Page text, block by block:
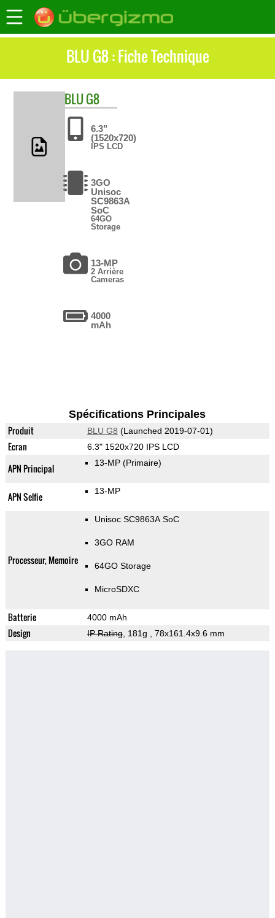
BLU G8 : Fiche Technique
BLUG8
6.3"
(1520x720)
IPS LCD
3GO
Unisoc
SC9863A
SoC
64GO
Storage
13-MP
2 Arrière
Cameras
4000
mAh
Spécifications Principales
Produit BLU G8 (Launched 2019-07-01)
Ecran 6.3" 1520x720 IPS LCD
APN Principal 13-MP (Primaire)
APN Selfie 13-MP
Processeur, Memoire
Unisoc SC9863A SoC
3GO RAM
64GO Storage
MicroSDXC
Batterie 4000 mAh
Design IP Rating, 181g , 78x161.4x9.6 mm